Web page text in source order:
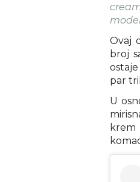
Ovaj
broj
par
U